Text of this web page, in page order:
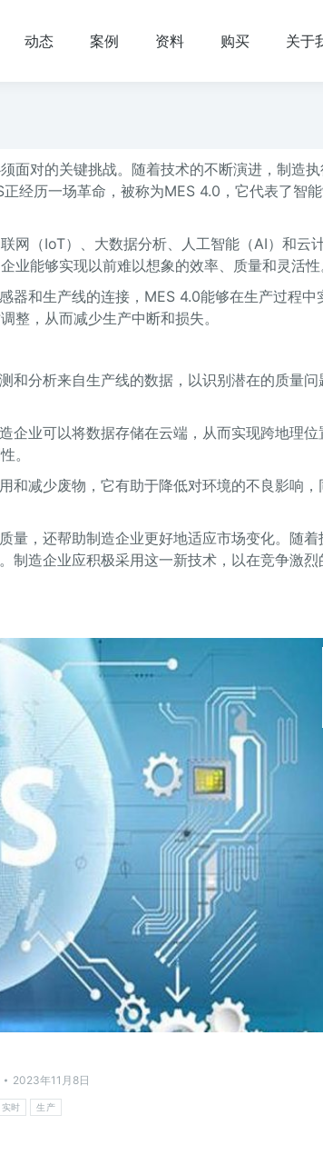
动态 案例 资料 购买 关于
面对的关键挑战。随着技术的不断演进，制造
经历一场革命，被称为MES 4.0，它代表了智
网（IoT）、大数据分析、人工智能（AI）和云
业能够实现以前难以想象的效率、质量和灵活
器和生产线的连接，MES 4.0能够在生产过程中
整，从而减少生产中断和损失。
和分析来自生产线的数据，以识别潜在的质量问
企业可以将数据存储在云端，从而实现跨地理位
。
和减少废物，它有助于降低对环境的不良影响，
量，还帮助制造企业更好地适应市场变化。随着
制造企业应积极采用这一新技术，以在竞争激烈
2023年11月8日
实时 生产